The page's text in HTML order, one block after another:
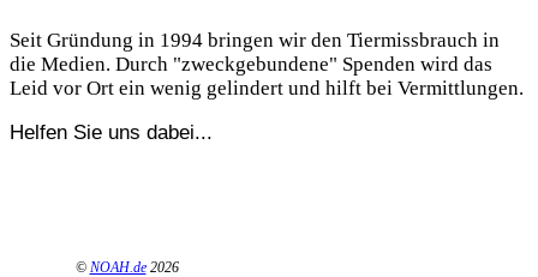
Seit Gründung in 1994 bringen wir den Tiermissbrauch in
die Medien. Durch "zweckgebundene" Spenden wird das
Leid vor Ort ein wenig gelindert und hilft bei Vermittlungen.
Helfen Sie uns dabei...
© NOAH.de 2026